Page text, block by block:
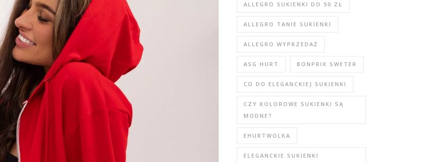
ALLEGRO SUKIENKI DO 50 ZŁ
ALLEGRO TANIE SUKIENKI
ALLEGRO WYPRZEDAŻ
ASG HURT BONPRIX SWETER
CO DO ELEGANCKIEJ SUKIENKI
CZY KOLOROWE SUKIENKI SĄ
MODNE?
EHURTWOLKA
ELEGANCKIE SUKIENKI